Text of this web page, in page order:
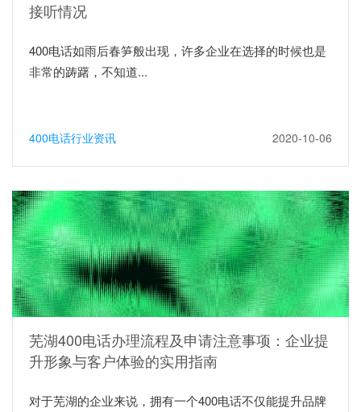
接听情况
400电话如雨后春笋般出现，许多企业在选择的时候也是
非常的踌躇，不知道...
400电话行业资讯 2020-10-06
芜湖400电话办理流程及申请注意事项：企业提
升形象与客户体验的实用指南
对于芜湖的企业来说，拥有一个400电话不仅能提升品牌